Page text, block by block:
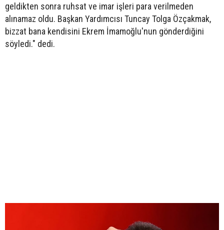
geldikten sonra ruhsat ve imar işleri para verilmeden
alınamaz oldu. Başkan Yardımcısı Tuncay Tolga Özçakmak,
bizzat bana kendisini Ekrem İmamoğlu'nun gönderdiğini
söyledi." dedi.